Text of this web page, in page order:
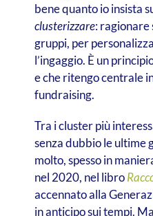
bene quanto io insista
clusterizzare: ragionare
gruppi, per
l’ingaggio. È un
e che ritengo centrale
fundraising.
Tra i cluster più
senza dubbio le ultime
molto, spesso in
nel 2020, nel libro
accennato alla
in anticipo sui tempi.